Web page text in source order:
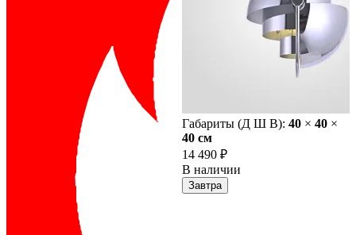
Габариты (Д Ш В): 40 × 40 ×
40 cм
14 490 ₽
В наличии
Завтра